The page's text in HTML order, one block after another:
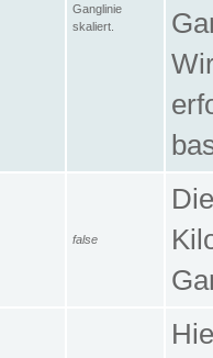
Ganglinie
skaliert.
false